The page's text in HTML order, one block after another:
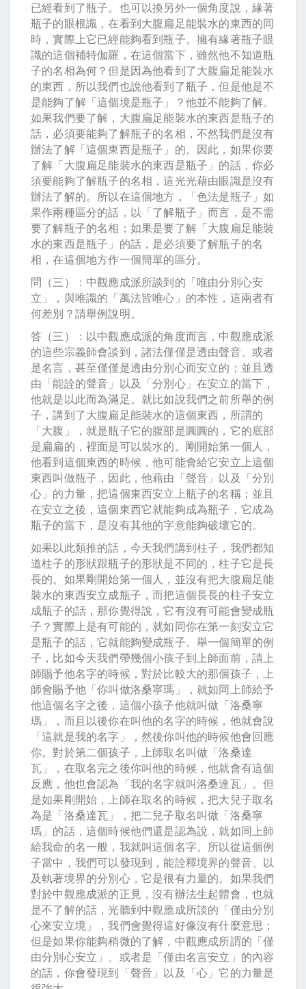
已經看到了瓶子。也可以換另外一個角度說，緣著
瓶子的眼根識，在看到大腹扁足能裝水的東西的同
時，實際上它已經能夠看到瓶子。擁有緣著瓶子眼
識的這個補特伽羅，在這個當下，雖然他不知道瓶
子的名相為何？但是因為他看到了大腹扁足能裝水
的東西，所以我們也說他看到了瓶子，但是他是不
是能夠了解「這個境是瓶子」？他並不能夠了解。
如果我們要了解，大腹扁足能裝水的東西是瓶子的
話，必須要能夠了解瓶子的名相，不然我們是沒有
辦法了解「這個東西是瓶子」的。因此，如果你要
了解「大腹扁足能裝水的東西是瓶子」的話，你必
須要能夠了解瓶子的名相，這光光藉由眼識是沒有
辦法了解的。所以在這個地方，「色法是瓶子」如
果作兩種區分的話，以「了解瓶子」而言，是不需
要了解瓶子的名相；如果是要了解「大腹扁足能裝
水的東西是瓶子」的話，是必須要了解瓶子的名
相，在這個地方作一個簡單的區分。
問（三）：中觀應成派所談到的「唯由分別心安
立」，與唯識的「萬法皆唯心」的本性，這兩者有
何差別？請舉例說明。
答（三）：以中觀應成派的角度而言，中觀應成派
的這些宗義師會談到，諸法僅僅是透由聲音、或者
是名言，甚至僅僅是透由分別心而安立的；並且透
由「能詮的聲音」以及「分別心」在安立的當下，
他就是以此而為滿足。就比如說我們之前所舉的例
子，講到了大腹扁足能裝水的這個東西，所謂的
「大腹」，就是瓶子它的腹部是圓圓的，它的底部
是扁扁的，裡面是可以裝水的。剛開始第一個人，
他看到這個東西的時候，他可能會給它安立上這個
東西叫做瓶子，因此，他藉由「聲音」以及「分別
心」的力量，把這個東西安立上瓶子的名稱；並且
在安立之後，這個東西它就能夠成為瓶子，它成為
瓶子的當下，是沒有其他的字意能夠破壞它的。
如果以此類推的話，今天我們講到柱子，我們都知
道柱子的形狀跟瓶子的形狀是不同的，柱子它是長
長的。如果剛開始第一個人，並沒有把大腹扁足能
裝水的東西安立成瓶子，而把這個長長的柱子安立
成瓶子的話，那你覺得說，它有沒有可能會變成瓶
子？實際上是有可能的，就如同你在第一刻安立它
是瓶子的話，它就能夠變成瓶子。舉一個簡單的例
子，比如今天我們帶幾個小孩子到上師面前，請上
師賜予他名字的時候，對於比較大的那個孩子，上
師會賜予他「你叫做洛桑寧瑪」，就如同上師給予
他這個名字之後，這個小孩子他就叫做「洛桑寧
瑪」，而且以後你在叫他的名字的時候，他就會說
「這就是我的名字」，然後你叫他的時候他會回應
你。對於第二個孩子，上師取名叫做「洛桑達
瓦」，在取名完之後你叫他的時候，他就會有這個
反應，他也會認為「我的名字就叫洛桑達瓦」。但
是如果剛開始，上師在取名的時候，把大兒子取名
為是「洛桑達瓦」，把二兒子取名叫做「洛桑寧
瑪」的話，這個時候他們還是認為說，就如同上師
給我命的名一般，我就叫這個名字。所以從這個例
子當中，我們可以發現到，能詮釋境界的聲音、以
及執著境界的分別心，它是很有力量的。如果我們
對於中觀應成派的正見，沒有辦法生起體會，也就
是不了解的話，光聽到中觀應成所談的「僅由分別
心來安立境」，我們會覺得這好像沒有什麼意思；
但是如果你能夠稍微的了解，中觀應成所謂的「僅
由分別心安立」、或者是「僅由名言安立」的內容
的話，你會發現到「聲音」以及「心」它的力量是